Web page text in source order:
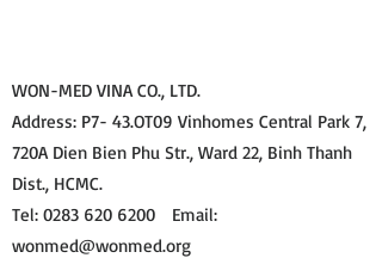
WON-MED VINA CO., LTD.
Address: P7- 43.OT09 Vinhomes Central Park 7,
720A Dien Bien Phu Str., Ward 22, Binh Thanh
Dist., HCMC.
Tel: 0283 620 6200 Email:
wonmed@wonmed.org